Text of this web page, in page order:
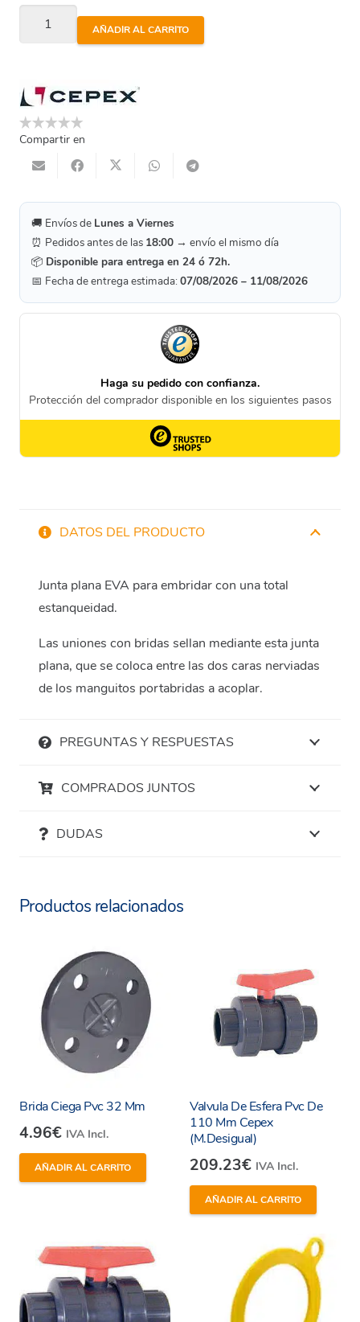
Plana
Eva
40Mm
cantidad
AÑADIR AL CARRITO
Compartir en
🚚 Envíos de Lunes a Viernes
⏰ Pedidos antes de las 18:00 → envío el mismo día
📦 Disponible para entrega en 24 ó 72h.
📅 Fecha de entrega estimada: 07/08/2026 – 11/08/2026
DATOS DEL PRODUCTO
Junta plana EVA para embridar con una total
estanqueidad.
Las uniones con bridas sellan mediante esta junta
plana, que se coloca entre las dos caras nerviadas
de los manguitos portabridas a acoplar.
PREGUNTAS Y RESPUESTAS
COMPRADOS JUNTOS
DUDAS
Productos relacionados
Brida Ciega Pvc 32 Mm
4.96€ IVA Incl.
AÑADIR AL CARRITO
Valvula De Esfera Pvc De
110 Mm Cepex
(M.Desigual)
209.23€ IVA Incl.
AÑADIR AL CARRITO